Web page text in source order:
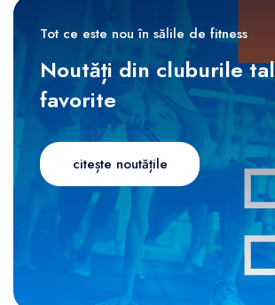
Tot ce este nou în sălile de fitness
Noutăți din cluburile
favorite
citește noutățile